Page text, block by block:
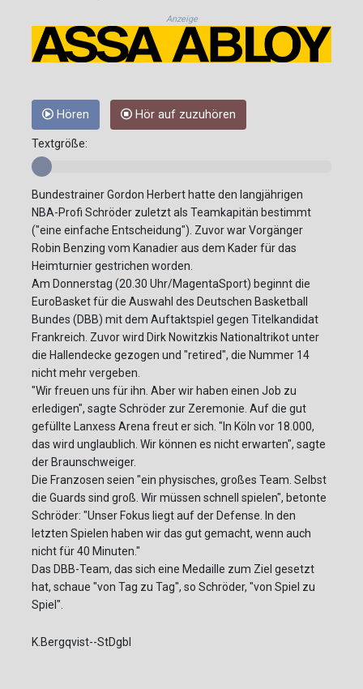
Anzeige
Hören Hör auf zuzuhören
Textgröße:
Bundestrainer Gordon Herbert hatte den langjährigen
NBA-Profi Schröder zuletzt als Teamkapitän bestimmt
("eine einfache Entscheidung"). Zuvor war Vorgänger
Robin Benzing vom Kanadier aus dem Kader für das
Heimturnier gestrichen worden.
Am Donnerstag (20.30 Uhr/MagentaSport) beginnt die
EuroBasket für die Auswahl des Deutschen Basketball
Bundes (DBB) mit dem Auftaktspiel gegen Titelkandidat
Frankreich. Zuvor wird Dirk Nowitzkis Nationaltrikot unter
die Hallendecke gezogen und "retired", die Nummer 14
nicht mehr vergeben.
"Wir freuen uns für ihn. Aber wir haben einen Job zu
erledigen", sagte Schröder zur Zeremonie. Auf die gut
gefüllte Lanxess Arena freut er sich. "In Köln vor 18.000,
das wird unglaublich. Wir können es nicht erwarten", sagte
der Braunschweiger.
Die Franzosen seien "ein physisches, großes Team. Selbst
die Guards sind groß. Wir müssen schnell spielen", betonte
Schröder: "Unser Fokus liegt auf der Defense. In den
letzten Spielen haben wir das gut gemacht, wenn auch
nicht für 40 Minuten."
Das DBB-Team, das sich eine Medaille zum Ziel gesetzt
hat, schaue "von Tag zu Tag", so Schröder, "von Spiel zu
Spiel".
K.Bergqvist--StDgbl